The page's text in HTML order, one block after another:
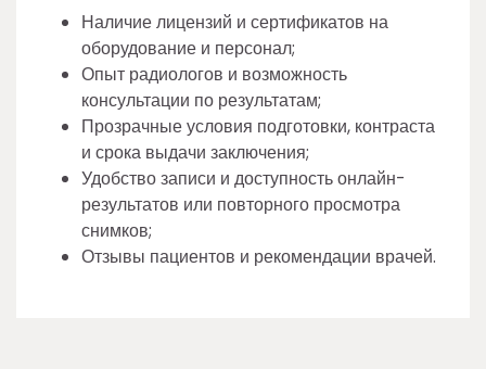
Наличие лицензий и сертификатов на
оборудование и персонал;
Опыт радиологов и возможность
консультации по результатам;
Прозрачные условия подготовки, контраста
и срока выдачи заключения;
Удобство записи и доступность онлайн-
результатов или повторного просмотра
снимков;
Отзывы пациентов и рекомендации врачей.